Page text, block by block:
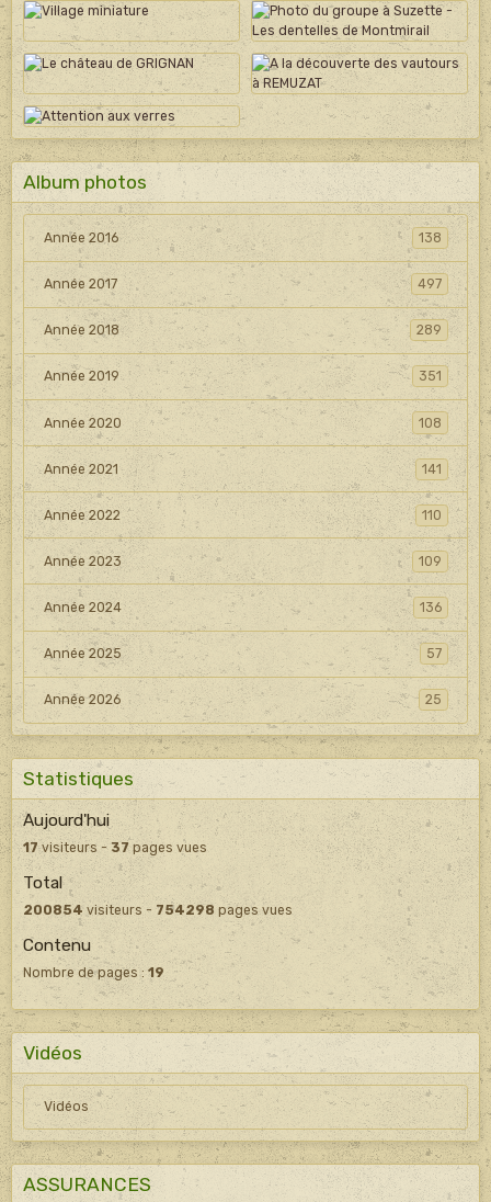
Album photos
Année 2016 138
Année 2017 497
Année 2018 289
Année 2019 351
Année 2020 108
Année 2021 141
Année 2022 110
Année 2023 109
Année 2024 136
Année 2025 57
Année 2026 25
Statistiques
Aujourd'hui
17visiteurs - 37 pages vues
Total
200854 visiteurs - 754298 pages vues
Contenu
Nombre de pages : 19
Vidéos
Vidéos
ASSURANCES